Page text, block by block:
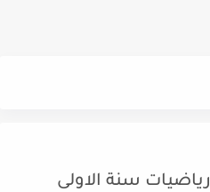
حل التمرين 4 ص 112 رياضيات سنة الاولى